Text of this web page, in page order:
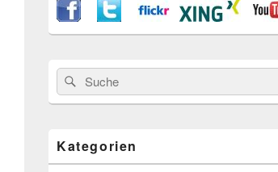
Suche
nach:
Kategorien